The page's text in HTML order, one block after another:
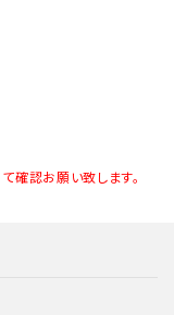
確認お願い致します。